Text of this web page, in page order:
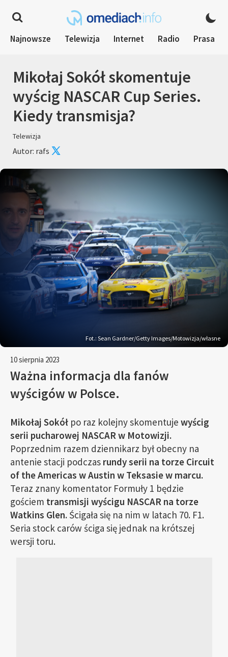
Najnowsze Telewizja Internet Radio Prasa
Mikołaj Sokół skomentuje
wyścig NASCAR Cup Series.
Kiedy transmisja?
Telewizja
Autor: rafs
Fot.: Sean Gardner/Getty Images/Motowizja/własne
10 sierpnia 2023
Ważna informacja dla fanów
wyścigów w Polsce.
Mikołaj Sokół po raz kolejny skomentuje wyścig
serii pucharowej NASCAR w Motowizji.
Poprzednim razem dziennikarz był obecny na
antenie stacji podczas rundy serii na torze Circuit
of the Americas w Austin w Teksasie w marcu.
Teraz znany komentator Formuły 1 będzie
gościem transmisji wyścigu NASCAR na torze
Watkins Glen. Ścigała się na nim w latach 70. F1.
Seria stock carów ściga się jednak na krótszej
wersji toru.